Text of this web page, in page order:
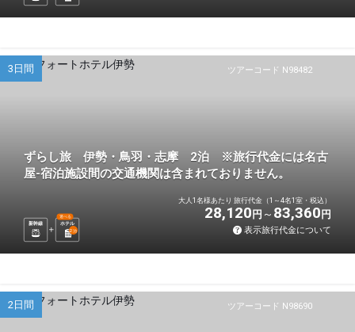
ツアーコード N98482
3日間
ずらし旅 伊勢・鳥羽・志摩 2泊 ※旅行代金には名古
屋-宿泊施設間の交通機関は含まれておりません。
新幹線 ホテル
選べる
2泊
大人1名様あたり 旅行代金（1～4名1室・税込）
28,120 円 83,360 円
表示旅行代金について
ツアーコード N98690
2日間